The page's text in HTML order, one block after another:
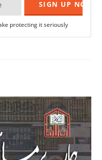
protecting it seriously